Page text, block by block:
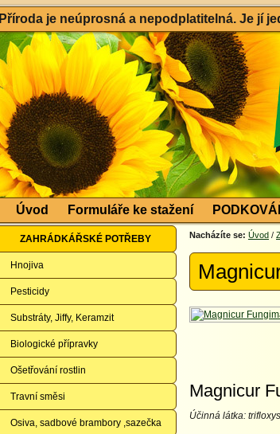
Příroda je neúprosná a nepodplatitelná. Je jí
Úvod Formuláře ke stažení
ZAHRÁDKÁŘSKÉ POTŘEBY
Hnojiva
Pesticidy
Substráty, Jiffy, Keramzit
Biologické přípravky
Ošetřování rostlin
Travní směsi
Osiva, sadbové brambory ,sazečka
Nacházíte se: Úvod /
Magnicur
Účinná látka: